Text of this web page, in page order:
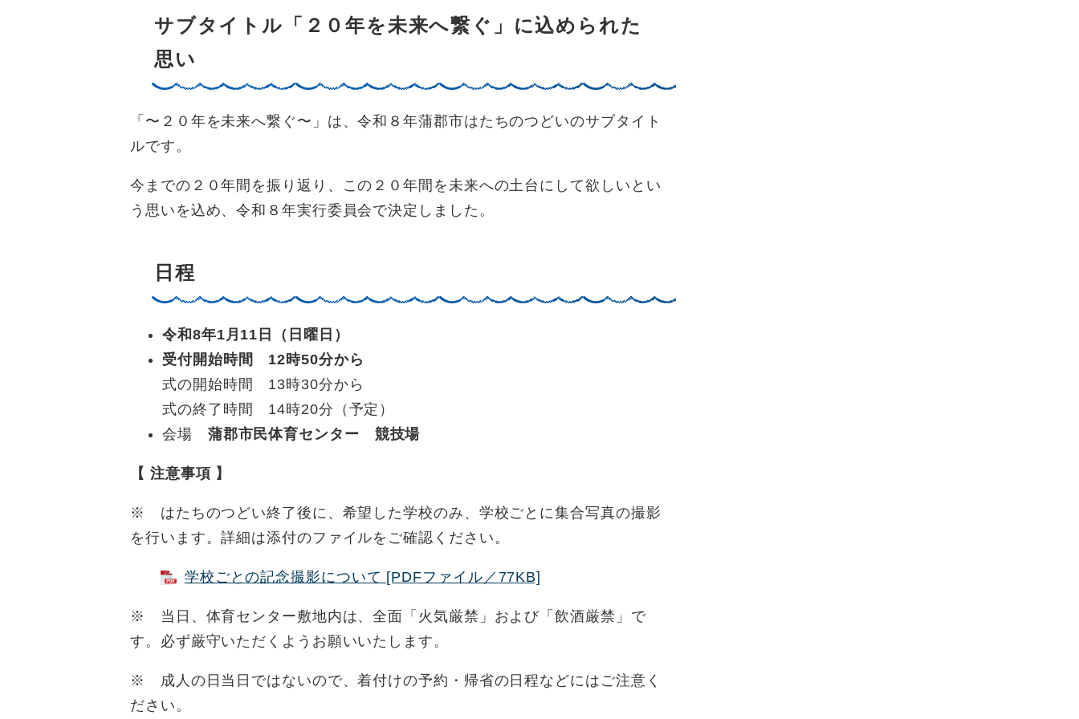
サブタイトル「２０年を未来へ繋ぐ」に込められた
思い
「〜２０年を未来へ繋ぐ〜」は、令和８年蒲郡市はたちのつどいのサブタイト
ルです。
今までの２０年間を振り返り、この２０年間を未来への土台にして欲しいとい
う思いを込め、令和８年実行委員会で決定しました。
日程
令和8年1月11日（日曜日）
受付開始時間 12時50分から
式の開始時間 13時30分から
式の終了時間 14時20分（予定）
会場 蒲郡市民体育センター 競技場
【 注意事項 】
※ はたちのつどい終了後に、希望した学校のみ、学校ごとに集合写真の撮影
を行います。詳細は添付のファイルをご確認ください。
学校ごとの記念撮影について [PDFファイル／77KB]
※ 当日、体育センター敷地内は、全面「火気厳禁」および「飲酒厳禁」で
す。必ず厳守いただくようお願いいたします。
※ 成人の日当日ではないので、着付けの予約・帰省の日程などにはご注意く
ださい。